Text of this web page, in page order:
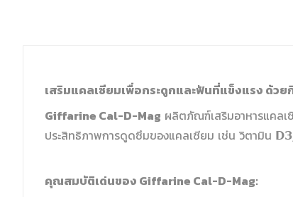
เสริมแคลเซียมเพื่อกระดูกและฟันที่แข็งแรง ด้ว
Giffarine Cal-D-Mag ผลิตภัณฑ์เสริมอาหารแคล
ประสิทธิภาพการดูดซึมของแคลเซียม เช่น วิตามิน
คุณสมบัติเด่นของ Giffarine Cal-D-Mag: